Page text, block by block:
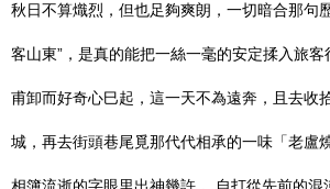
秋日不算熾烈，但也足夠爽朗，一切暗合那
客山東”，是真的能把一絲一毫的安定揉入旅
甫卸而好奇心巳起，這一天不為遠奔，且去收
城，再去街頭巷尾覓那代代相承的一味「老盧